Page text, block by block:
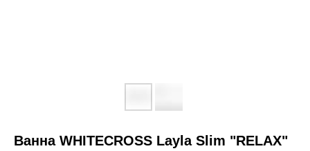
Ванна WHITECROSS Layla Slim "RELAX"